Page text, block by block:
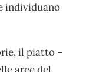
individuano
il piatto –